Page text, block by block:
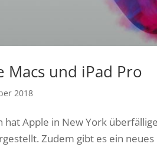
Macs und iPad Pro
2018
hat Apple in New York
Zudem gibt es ein